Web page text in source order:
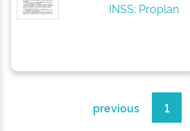
INSS: Proplan
previous 1